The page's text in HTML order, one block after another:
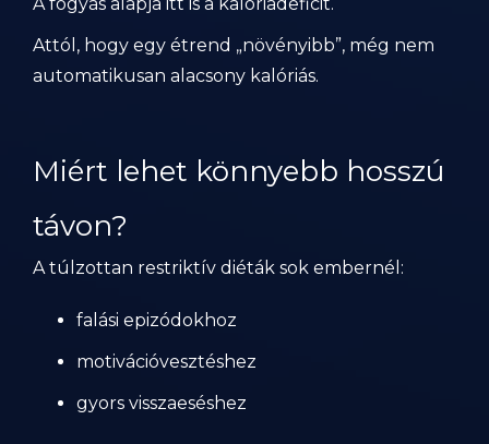
Attól, hogy egy étrend „növényibb”, még nem
automatikusan alacsony kalóriás.
Miért lehet könnyebb hosszú
távon?
A túlzottan restriktív diéták sok embernél:
falási epizódokhoz
motivációvesztéshez
gyors visszaeséshez